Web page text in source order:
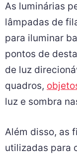
As luminárias
lâmpadas de
para iluminar
pontos de
de luz
quadros,
luz e sombra
Além disso, as
utilizadas para